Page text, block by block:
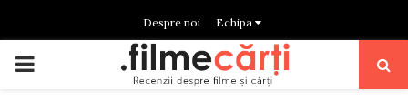
Despre noi Echipa
PRIMARY